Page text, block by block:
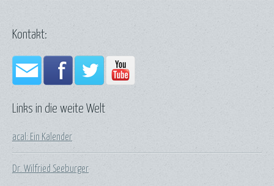
Links in die weite Welt
acal: Ein Kalender
Dr. Wilfried Seeburger
Kontakt: